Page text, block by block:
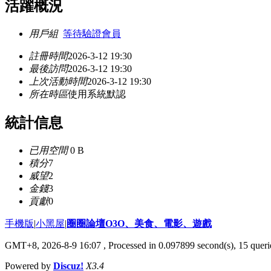
活躍概況
用戶組 等待驗證會員
註冊時間2026-3-12 19:30
最後訪問2026-3-12 19:30
上次活動時間2026-3-12 19:30
所在時區使用系統默認
統計信息
已用空間0 B
積分7
威望2
金錢3
貢獻0
手機版|小黑屋|圈圈論壇O3O、美食、電影、遊戲
GMT+8, 2026-8-9 16:07 , Processed in 0.097899 second(s), 15
Powered by Discuz! X3.4